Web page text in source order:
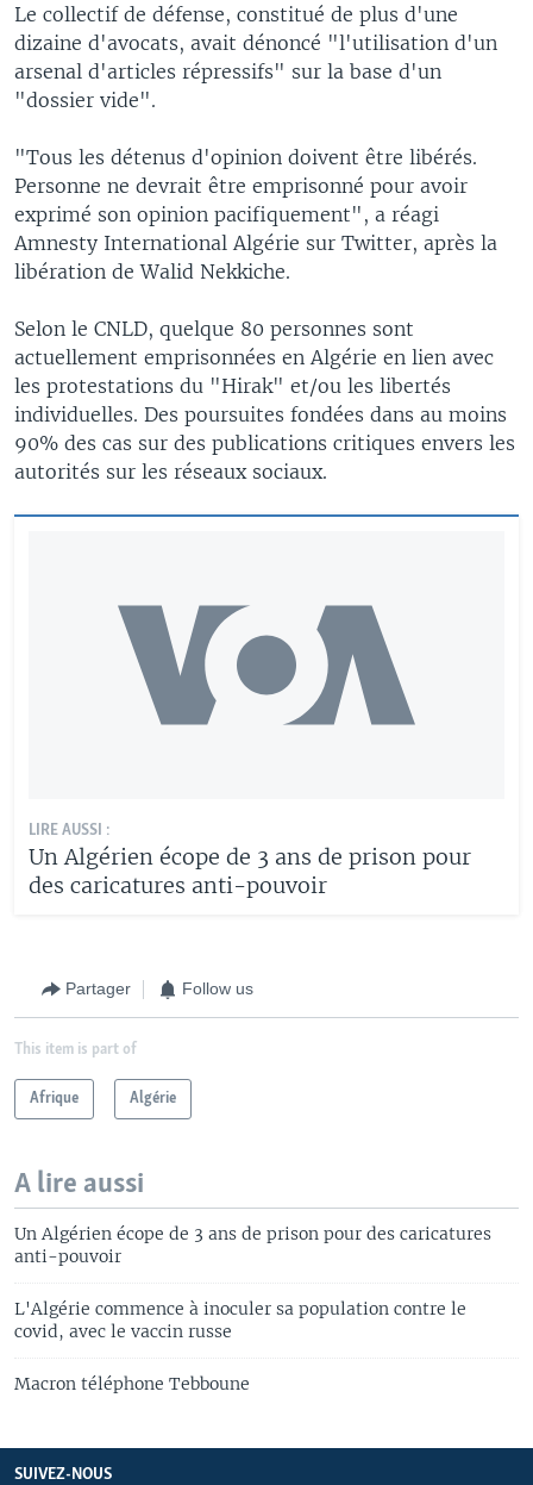
Le collectif de défense, constitué de plus d'une
dizaine d'avocats, avait dénoncé "l'utilisation d'un
arsenal d'articles répressifs" sur la base d'un
"dossier vide".
"Tous les détenus d'opinion doivent être libérés.
Personne ne devrait être emprisonné pour avoir
exprimé son opinion pacifiquement", a réagi
Amnesty International Algérie sur Twitter, après la
libération de Walid Nekkiche.
Selon le CNLD, quelque 80 personnes sont
actuellement emprisonnées en Algérie en lien avec
les protestations du "Hirak" et/ou les libertés
individuelles. Des poursuites fondées dans au moins
90% des cas sur des publications critiques envers les
autorités sur les réseaux sociaux.
LIRE AUSSI :
Un Algérien écope de 3 ans de prison pour
des caricatures anti-pouvoir
Partager Follow us
This item is part of
Afrique Algérie
A lire aussi
Un Algérien écope de 3 ans de prison pour des caricatures
anti-pouvoir
L'Algérie commence à inoculer sa population contre le
covid, avec le vaccin russe
Macron téléphone Tebboune
SUIVEZ-NOUS